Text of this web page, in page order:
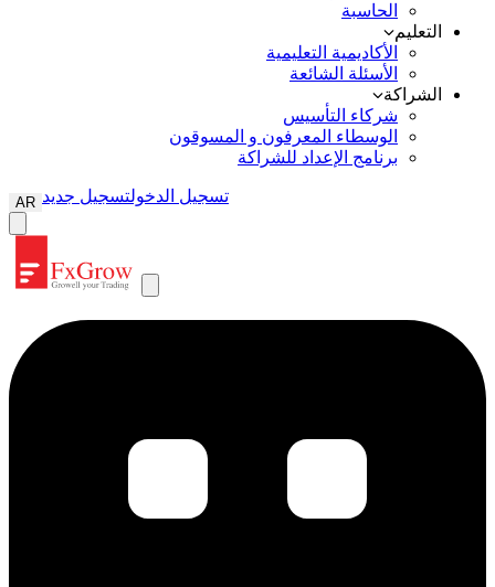
الحاسبة
التعليم
الأكاديمية التعليمية
الأسئلة الشائعة
الشراكة
شركاء التأسيس
الوسطاء المعرفون و المسوقون
برنامج الإعداد للشراكة
AR تسجيل الدخولتسجيل جديد